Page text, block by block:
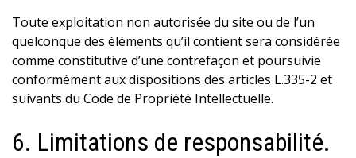
Toute exploitation non autorisée du site ou de l’un
quelconque des éléments qu’il contient sera considérée
comme constitutive d’une contrefaçon et poursuivie
conformément aux dispositions des articles L.335-2 et
suivants du Code de Propriété Intellectuelle.
6. Limitations de responsabilité.